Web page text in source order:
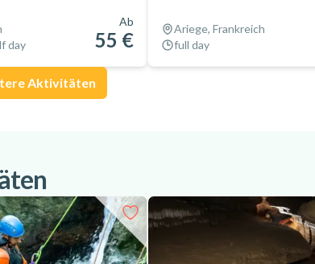
day
Ab
55 €
Ariege, Frankreich
full day
Aktivitäten